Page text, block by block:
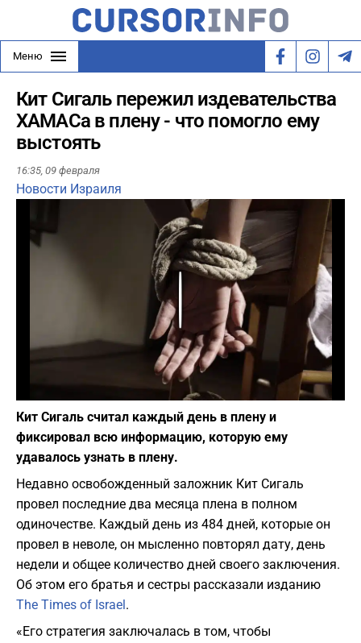
Меню
Кит Сигаль пережил издевательства
ХАМАСа в плену - что помогло ему
выстоять
16:35, 09 февраля
Новости Израиля
Фото: depositphotos.com
Кит Сигаль считал каждый день в плену и
фиксировал всю информацию, которую ему
удавалось узнать в плену.
Недавно освобожденный заложник Кит Сигаль
провел последние два месяца плена в полном
одиночестве. Каждый день из 484 дней, которые он
провел в неволе, он мысленно повторял дату, день
недели и общее количество дней своего заключения.
Об этом его братья и сестры рассказали изданию
The Times of Israel .
«Его стратегия заключалась в том, чтобы